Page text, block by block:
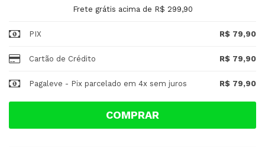
Frete grátis acima de R$ 299,90
PIX R$ 79,90
Cartão de Crédito R$ 79,90
Pagaleve - Pix parcelado em 4x sem juros R$ 79,90
COMPRAR